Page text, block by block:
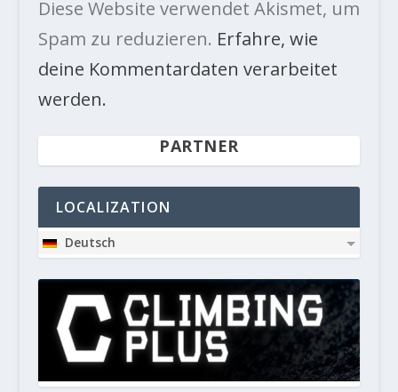
Diese Website verwendet Akismet, um
Spam zu reduzieren. Erfahre, wie
deine Kommentardaten verarbeitet
werden.
PARTNER
LOCALIZATION
Deutsch